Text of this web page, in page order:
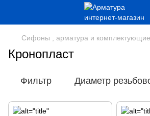
Сифоны , арматура и комплектующие
Кронопласт
Фильтр Диаметр